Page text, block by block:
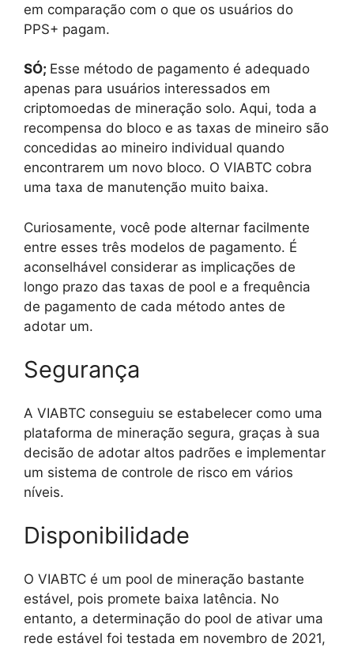
em comparação com o que os usuários do
PPS+ pagam.
SÓ; Esse método de pagamento é adequado
apenas para usuários interessados em
criptomoedas de mineração solo. Aqui, toda a
recompensa do bloco e as taxas de mineiro são
concedidas ao mineiro individual quando
encontrarem um novo bloco. O VIABTC cobra
uma taxa de manutenção muito baixa.
Curiosamente, você pode alternar facilmente
entre esses três modelos de pagamento. É
aconselhável considerar as implicações de
longo prazo das taxas de pool e a frequência
de pagamento de cada método antes de
adotar um.
Segurança
A VIABTC conseguiu se estabelecer como uma
plataforma de mineração segura, graças à sua
decisão de adotar altos padrões e implementar
um sistema de controle de risco em vários
níveis.
Disponibilidade
O VIABTC é um pool de mineração bastante
estável, pois promete baixa latência. No
entanto, a determinação do pool de ativar uma
rede estável foi testada em novembro de 2021,